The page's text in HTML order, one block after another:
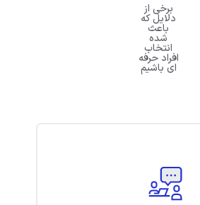
برخی از
دلایل که
باعث
شده
انتخاب
افراد حرفه
ای باشیم